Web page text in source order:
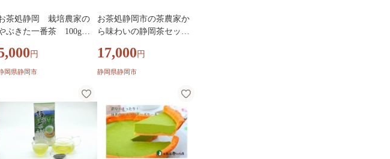
茶処静岡 栽培農家の
ぶきた一番茶 100g入×
円
岡県静岡市
お茶処静岡市の茶農家か
ら味わいの静岡茶セット
17,000 円
静岡県静岡市